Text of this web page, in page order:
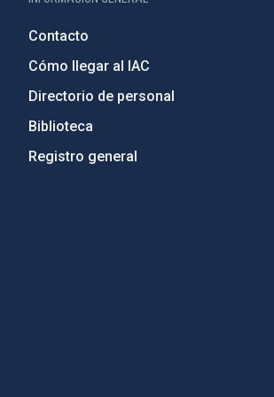
Contacto
Cómo llegar al IAC
Directorio de personal
Biblioteca
Registro general